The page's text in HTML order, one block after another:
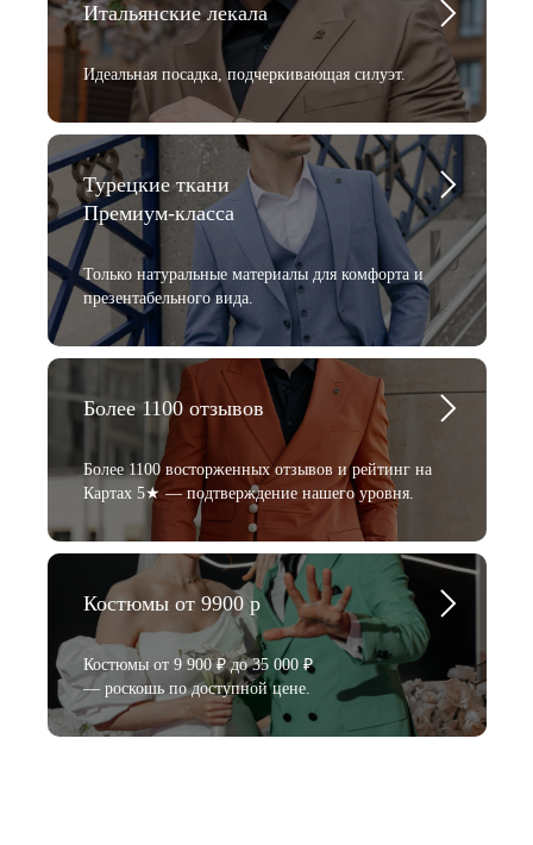
Итальянские лекала
Идеальная посадка, подчеркивающая силуэт.
Турецкие ткани
Премиум-класса
Только натуральные материалы для комфорта и
презентабельного вида.
Более 1100 отзывов
Более 1100 восторженных отзывов и рейтинг на
Картах 5★ — подтверждение нашего уровня.
Костюмы от 9900 р
Костюмы от 9 900 ₽ до 35 000 ₽
— роскошь по доступной цене.